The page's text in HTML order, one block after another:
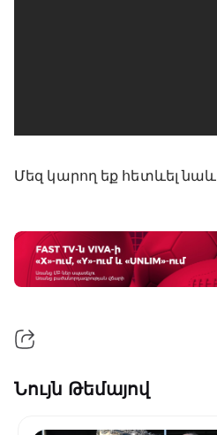
Մեզ կարող եք հետևել նաև
Նույն Թեմայով